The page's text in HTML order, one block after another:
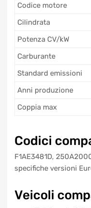
Codice motore
Cilindrata
Potenza CV/kW
Carburante
Standard emissioni
Anni produzione
Coppia max
Codici
F1AE3481D,
specifiche versioni
Veicoli